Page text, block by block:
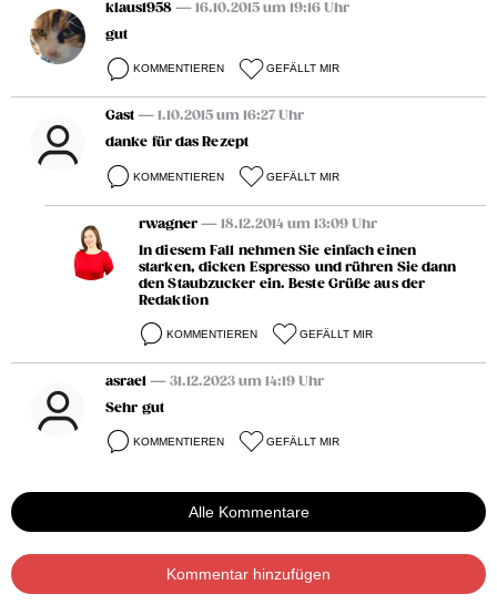
klaus1958— 16.10.2015 um 19:16 Uhr
gut
KOMMENTIEREN GEFÄLLT MIR
Gast— 1.10.2015 um 16:27 Uhr
danke für das Rezept
KOMMENTIEREN GEFÄLLT MIR
rwagner— 18.12.2014 um 13:09 Uhr
In diesem Fall nehmen Sie einfach einen
starken, dicken Espresso und rühren Sie dann
den Staubzucker ein. Beste Grüße aus der
Redaktion
KOMMENTIEREN GEFÄLLT MIR
asrael— 31.12.2023 um 14:19 Uhr
Sehr gut
KOMMENTIEREN GEFÄLLT MIR
Alle Kommentare
Kommentar hinzufügen